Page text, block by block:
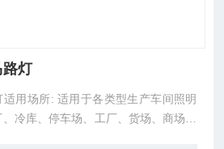
路灯
用场所: 适用于各类型生产车间照明
冷库、停车场、工厂、货场、商场、